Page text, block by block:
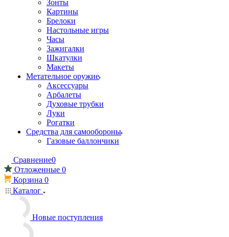
Зонты
Картины
Брелоки
Настольные игры
Часы
Зажигалки
Шкатулки
Макеты
Метательное оружие
Аксессуары
Арбалеты
Духовые трубки
Луки
Рогатки
Средства для самообороны
Газовые баллончики
Сравнение0
Отложенные 0
Корзина 0
Каталог
Новые поступления